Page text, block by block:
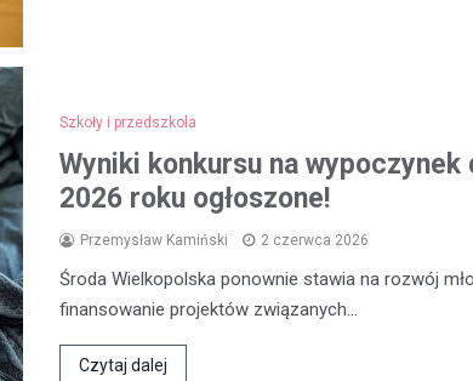
Szkoły i przedszkola
Wyniki konkursu na
2026 roku ogłoszone!
Przemysław Kamiński 2 czerwca 2026
Środa Wielkopolska ponownie stawia na rozwój
finansowanie projektów związanych…
Czytaj dalej